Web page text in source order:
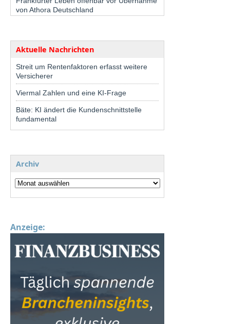
von Athora Deutschland
Aktuelle Nachrichten
Streit um Rentenfaktoren erfasst weitere
Versicherer
Viermal Zahlen und eine KI-Frage
Bäte: KI ändert die Kundenschnittstelle
fundamental
Archiv
Anzeige: